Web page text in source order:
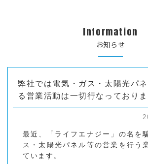
Information
お知らせ
弊社では電気・ガス・太陽光パ
る営業活動は一切行なっておりま
最近、「ライフエナジー」の名を
ス・太陽光パネル等の営業を行う
ています。